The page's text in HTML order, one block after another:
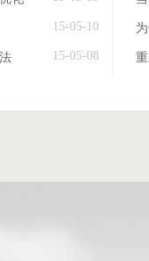
15-05-10
15-05-08